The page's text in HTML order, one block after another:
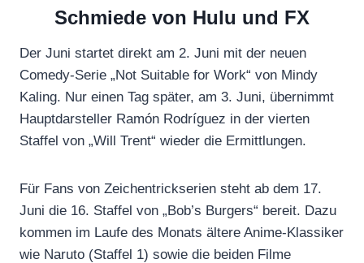
Schmiede von Hulu und FX
Der Juni startet direkt am 2. Juni mit der neuen
Comedy-Serie „Not Suitable for Work“ von Mindy
Kaling. Nur einen Tag später, am 3. Juni, übernimmt
Hauptdarsteller Ramón Rodríguez in der vierten
Staffel von „Will Trent“ wieder die Ermittlungen.
Für Fans von Zeichentrickserien steht ab dem 17.
Juni die 16. Staffel von „Bob’s Burgers“ bereit. Dazu
kommen im Laufe des Monats ältere Anime-Klassiker
wie Naruto (Staffel 1) sowie die beiden Filme